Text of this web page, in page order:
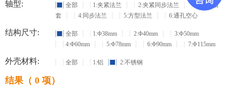
轴型: 全部 1:夹紧法兰 2:夹紧同步法兰
3:盲孔轴
套
4:同步法兰 5:方型法兰 6:通孔空心
结构尺寸: 全部 1:Φ38mm 2:Φ40mm
3:Φ50mm
4:Φ60mm
5:Φ78mm 6:Φ90mm 7:Φ115mm
外壳材料: 全部 1:铝 2:不锈钢
结果（ 0 项）